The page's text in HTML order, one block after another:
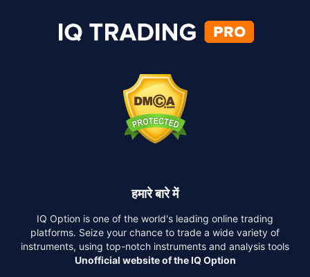
हमारे बारे में
IQ Option is one of the world's leading online trading
platforms. Seize your chance to trade a wide variety of
instruments, using top-notch instruments and analysis tools
Unofficial website of the IQ Option